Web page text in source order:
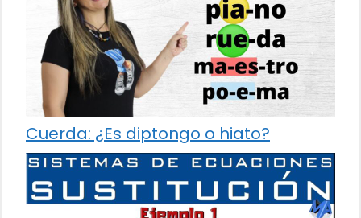
Cuerda: ¿Es diptongo o hiato?